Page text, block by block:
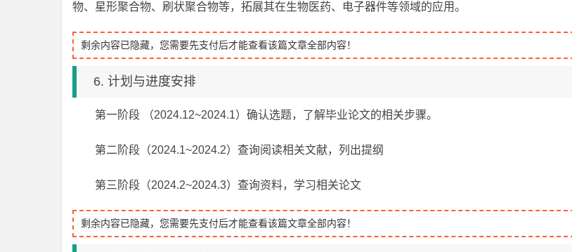
物、星形聚合物、刷状聚合物等，拓展其在生物医药、电子器件等领域的应用。
剩余内容已隐藏，您需要先支付后才能查看该篇文章全部内容！
6. 计划与进度安排
第一阶段 （2024.12~2024.1）确认选题，了解毕业论文的相关步骤。
第二阶段（2024.1~2024.2）查询阅读相关文献，列出提纲
第三阶段（2024.2~2024.3）查询资料，学习相关论文
剩余内容已隐藏，您需要先支付后才能查看该篇文章全部内容！